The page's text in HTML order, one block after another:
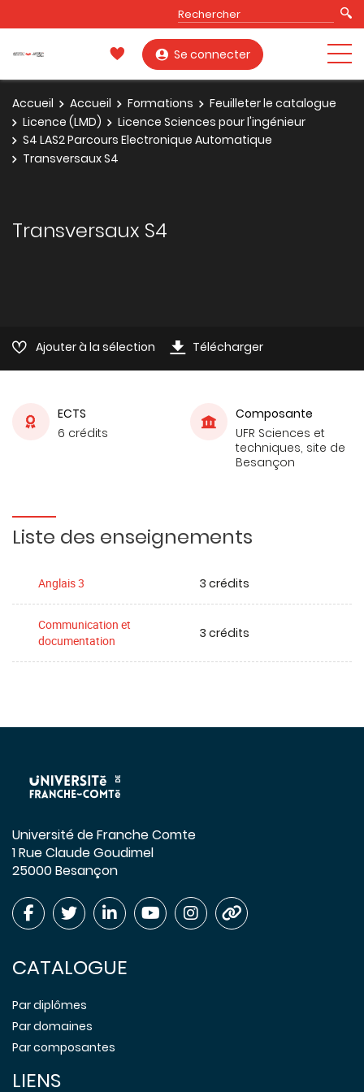
Se connecter
Accueil Accueil Formations
Feuilleter le catalogue
Licence (LMD)
Licence Sciences pour l'ingénieur
S4 LAS2 Parcours Electronique Automatique
Transversaux S4
Transversaux S4
Ajouter à la sélection Télécharger
ECTS
6 crédits
Composante
UFR Sciences et
techniques, site de
Besançon
Liste des enseignements
Anglais 3 3 crédits
Communication et
documentation
3 crédits
Université de Franche Comte
1 Rue Claude Goudimel
25000 Besançon
CATALOGUE
Par diplômes
Par domaines
Par composantes
LIENS